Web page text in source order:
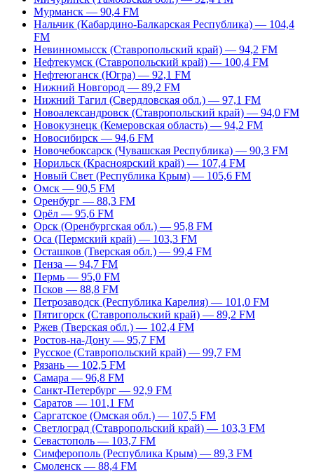
Мурманск — 90,4 FM
Нальчик (Кабардино-Балкарская Республика) — 104,4
FM
Невинномысск (Ставропольский край) — 94,2 FM
Нефтекумск (Ставропольский край) — 100,4 FM
Нефтеюганск (Югра) — 92,1 FM
Нижний Новгород — 89,2 FM
Нижний Тагил (Свердловская обл.) — 97,1 FM
Новоалександровск (Ставропольский край) — 94,0 FM
Новокузнецк (Кемеровская область) — 94,2 FM
Новосибирск — 94,6 FM
Новочебоксарск (Чувашская Республика) — 90,3 FM
Норильск (Красноярский край) — 107,4 FM
Новый Свет (Республика Крым) — 105,6 FM
Омск — 90,5 FM
Оренбург — 88,3 FM
Орёл — 95,6 FM
Орск (Оренбургская обл.) — 95,8 FM
Оса (Пермский край) — 103,3 FM
Осташков (Тверская обл.) — 99,4 FM
Пенза — 94,7 FM
Пермь — 95,0 FM
Псков — 88,8 FM
Петрозаводск (Республика Карелия) — 101,0 FM
Пятигорск (Ставропольский край) — 89,2 FM
Ржев (Тверская обл.) — 102,4 FM
Ростов-на-Дону — 95,7 FM
Русское (Ставропольский край) — 99,7 FM
Рязань — 102,5 FM
Самара — 96,8 FM
Санкт-Петербург — 92,9 FM
Саратов — 101,1 FM
Саргатское (Омская обл.) — 107,5 FM
Светлоград (Ставропольский край) — 103,3 FM
Севастополь — 103,7 FM
Симферополь (Республика Крым) — 89,3 FM
Смоленск — 88,4 FM